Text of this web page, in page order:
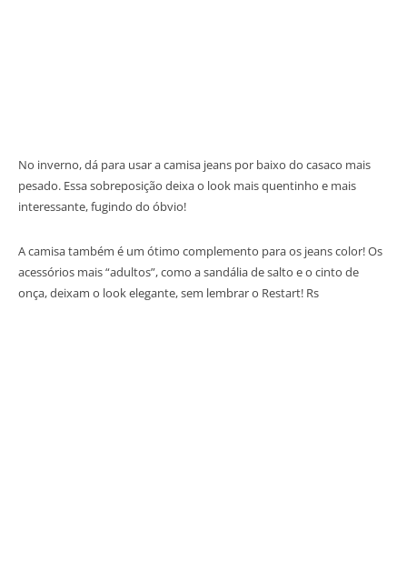
No inverno, dá para usar a camisa jeans por baixo do casaco mais
pesado. Essa sobreposição deixa o look mais quentinho e mais
interessante, fugindo do óbvio!
A camisa também é um ótimo complemento para os jeans color! Os
acessórios mais “adultos”, como a sandália de salto e o cinto de
onça, deixam o look elegante, sem lembrar o Restart! Rs